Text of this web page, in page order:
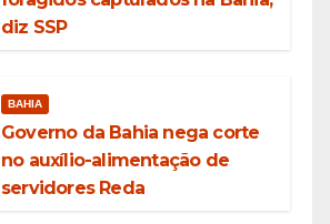
diz SSP
BAHIA
Governo da Bahia nega corte
no auxílio-alimentação de
servidores Reda